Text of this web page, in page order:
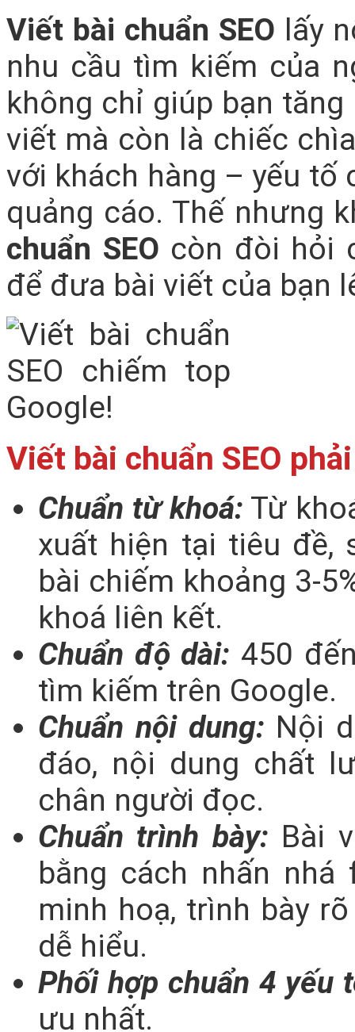
Viết bài chuẩn SEO lấy
nhu cầu tìm kiếm của
không chỉ giúp bạn
viết mà còn là chiếc
với khách hàng – yếu tố
quảng cáo. Thế nhưng
chuẩn SEO còn đòi hỏi
để đưa bài viết của bạn
Viết bài chuẩn SEO
Chuẩn từ khoá: Từ
xuất hiện tại tiêu đề,
bài chiếm khoảng 3-
khoá liên kết.
Chuẩn độ dài: 450
tìm kiếm trên Google.
Chuẩn nội dung: Nội
đáo, nội dung chất
chân người đọc.
Chuẩn trình bày: Bài
bằng cách nhấn
minh hoạ, trình bày
dễ hiểu.
Phối hợp chuẩn 4 yếu
ưu nhất.